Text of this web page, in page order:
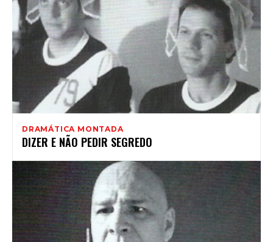
DRAMÁTICA MONTADA
DIZER E NÃO PEDIR SEGREDO